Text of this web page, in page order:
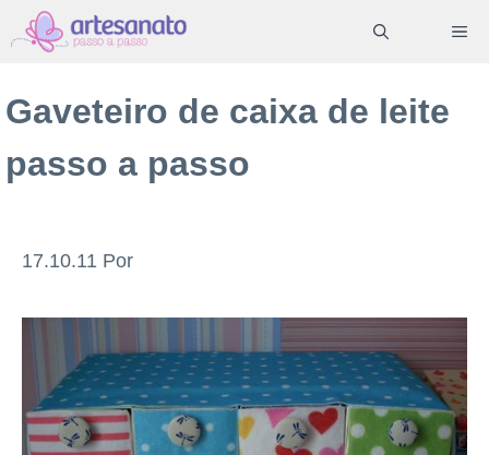
Pular
para
conteúdo
Gaveteiro de caixa de leite
passo a passo
17.10.11 Por